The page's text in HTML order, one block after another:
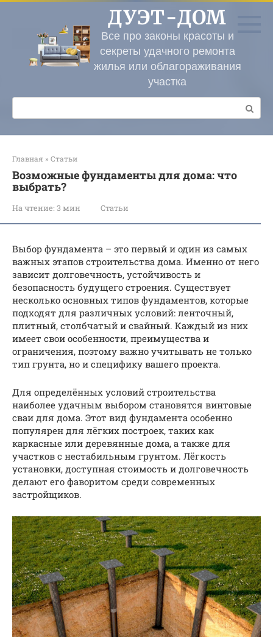
Перейти
контенту
ДУЭТ-ДОМ
Все про законы красоты и
секреты удачного ремонта
жилья или облагораживания
участка
Поиск:
Главная » Статьи
Возможные фундаменты для дома: что
выбрать?
На чтение: 3 мин Статьи
Выбор фундамента – это первый и один из самых
важных этапов строительства дома. Именно от него
зависит долговечность, устойчивость и
безопасность будущего строения. Существует
несколько основных типов фундаментов, которые
подходят для различных условий: ленточный,
плитный, столбчатый и свайный. Каждый из них
имеет свои особенности, преимущества и
ограничения, поэтому важно учитывать не только
тип грунта, но и специфику вашего проекта.
Для определённых условий строительства
наиболее удачным выбором становятся винтовые
сваи для дома. Этот вид фундамента особенно
популярен для лёгких построек, таких как
каркасные или деревянные дома, а также для
участков с нестабильным грунтом. Лёгкость
установки, доступная стоимость и долговечность
делают его фаворитом среди современных
застройщиков.